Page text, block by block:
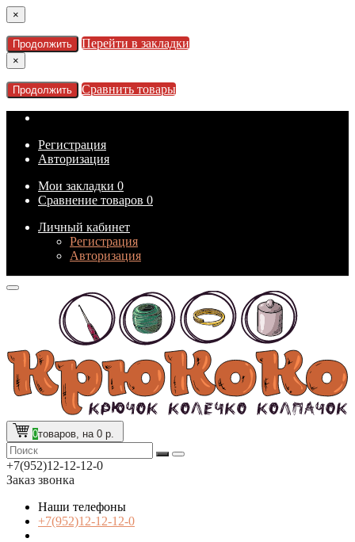
×
Продолжить Перейти в закладки
×
Продолжить Сравнить товары
Регистрация
Авторизация
Мои закладки 0
Сравнение товаров 0
Личный кабинет
Регистрация
Авторизация
0товаров, на 0 р.
+7(952)12-12-12-0
Заказ звонка
Наши телефоны
+7(952)12-12-12-0